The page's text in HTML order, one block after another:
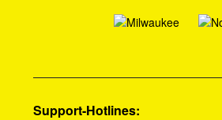
Support-Hotlines: